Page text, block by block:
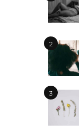
2
3